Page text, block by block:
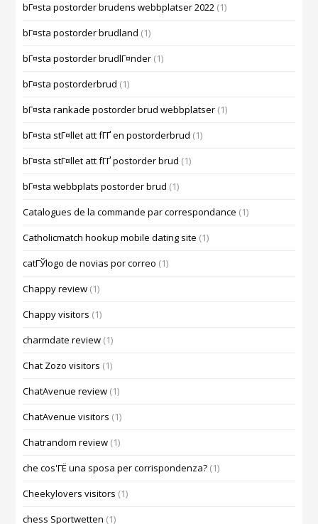
bГ¤sta postorder brudens webbplatser 2022 (1)
bГ¤sta postorder brudland (1)
bГ¤sta postorder brudlГ¤nder (1)
bГ¤sta postorderbrud (1)
bГ¤sta rankade postorder brud webbplatser (1)
bГ¤sta stГ¤llet att fГҐ en postorderbrud (1)
bГ¤sta stГ¤llet att fГҐ postorder brud (1)
bГ¤sta webbplats postorder brud (1)
Catalogues de la commande par correspondance (1)
Catholicmatch hookup mobile dating site (1)
catГЎlogo de novias por correo (1)
Chappy review (1)
Chappy visitors (1)
charmdate review (1)
Chat Zozo visitors (1)
ChatAvenue review (1)
ChatAvenue visitors (1)
Chatrandom review (1)
che cos'ГЁ una sposa per corrispondenza? (1)
Cheekylovers visitors (1)
chess Sportwetten (1)